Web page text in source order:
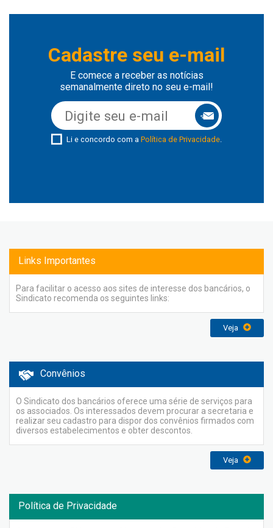
Cadastre seu e-mail
E comece a receber as notícias
semanalmente direto no seu e-mail!
Li e concordo com a Política de Privacidade.
Links Importantes
Para facilitar o acesso aos sites de interesse dos bancários, o
Sindicato recomenda os seguintes links:
Veja
Convênios
O Sindicato dos bancários oferece uma série de serviços para
os associados. Os interessados devem procurar a secretaria e
realizar seu cadastro para dispor dos convênios firmados com
diversos estabelecimentos e obter descontos.
Veja
Política de Privacidade